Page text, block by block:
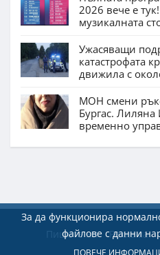
2026 вече е
музикалната
Ужасяващи
катастрофата
движила с
МОН смени
Бургас.
временно
За да функционира
файлове с данни
ПОВЕЧЕ
Пишете ни Реклама